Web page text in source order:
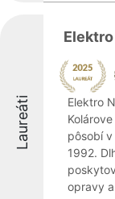
Laureáti
Elektro
pôsobí
1992.
opravy